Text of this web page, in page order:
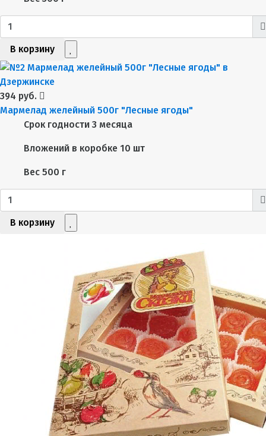
В корзину
394 руб.
Мармелад желейный 500г "Лесные ягоды"
Срок годности 3 месяца
Вложений в коробке 10 шт
Вес 500 г
В корзину